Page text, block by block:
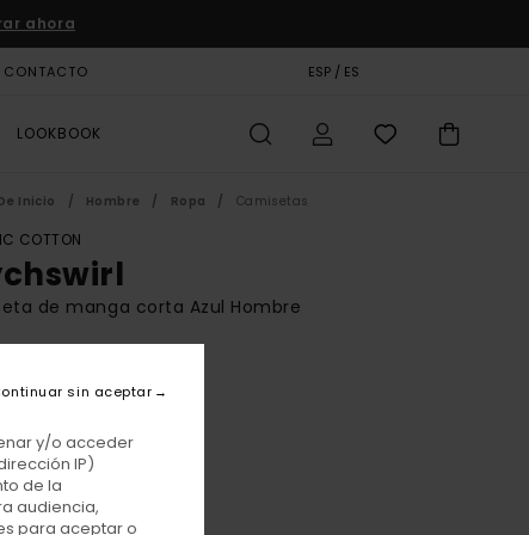
ahora
ESP / ES
LOOKBOOK
Inicio Hombre Ropa Camisetas
COTTON
de manga corta Azul Hombre
€
Navy
y/o acceder
IP)
de la
audiencia,
para aceptar o
sin aceptar